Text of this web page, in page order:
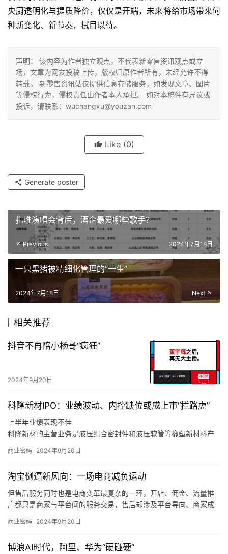
央厨透明化与提质降价，仅仅是开端，未来将给市场带来何
种新变化、新节奏，拭目以待。
声明： 该内容为作者独立观点，不代表新零售资讯观点或立
场，文章为网友投稿上传，版权归原作者所有，未经允许不得
转载。 新零售资讯站仅提供信息存储服务，如发现文章、图片
等侵权行为，侵权责任由作者本人承担。 如对本稿件有异议或
投诉，请联系：wuchangxu@youzan.com
Like (0)
Generate poster
扎堆演唱会背后，酒企最爱哪些歌手？
Previous 2024年7月18日
一只黑猪被精细化管理的“一生”
Next
2024年7月18日
相关推荐
抖音不再陪小杨哥“疯狂”
2024年9月20日
科隆新材IPO：业绩波动、内控缺位或成上市“拦路虎”
上半年业绩表现不佳
科隆新材的主营业务是液压组合密封件和液压软管等橡塑新材料产
产、销售和维修，同时也为风电、军工、高铁等行业客户提供定制
同时，如果未来煤炭主体能源地位被快速替代，下游客户新机装备
需求减少，科隆新材又未能拓展旧机维修业务，或是未能适应市场
变化、新技术和新产品未能顺应市场发展趋势，那么科隆新材就存
营业绩造成不利影响。
商业密码 2024年9月20日
淘宝倒逼新风向：一场电商减负运动
但售后服务同时也是电商变革最复杂的一环，开店、佣金、流量推
广都只是商家与平台间的服务交易，售后却涉及平台导向、商家成
接制约，是各方利益最难平衡的地方。
从推出「仅退款」的游戏规则制定者、大家长，逐渐过渡到生态系
商业密码 2024年9月20日
博浪AI时代，阿里、华为“硬碰硬”